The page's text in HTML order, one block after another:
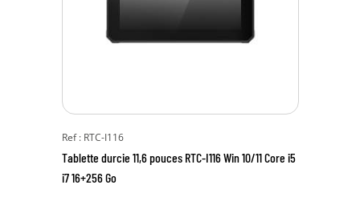
Ref : RTC-I116
Tablette durcie 11,6 pouces RTC-I116 Win 10/11 Core i5
i7 16+256 Go